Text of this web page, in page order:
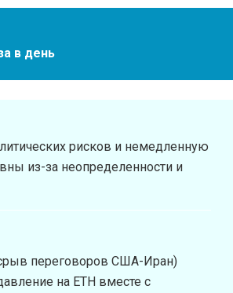
в день
рисков и немедленную
из-за неопределенности и
переговоров США-Иран)
на ETH вместе с